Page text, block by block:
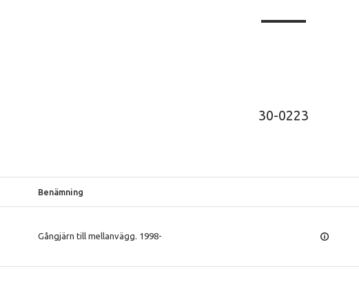
30-0223
Benämning
Gångjärn till mellanvägg. 1998-